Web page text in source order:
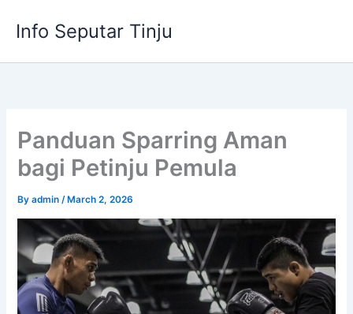
Info Seputar Tinju
Panduan Sparring Aman
bagi Petinju Pemula
Byadmin/ March 2, 2026